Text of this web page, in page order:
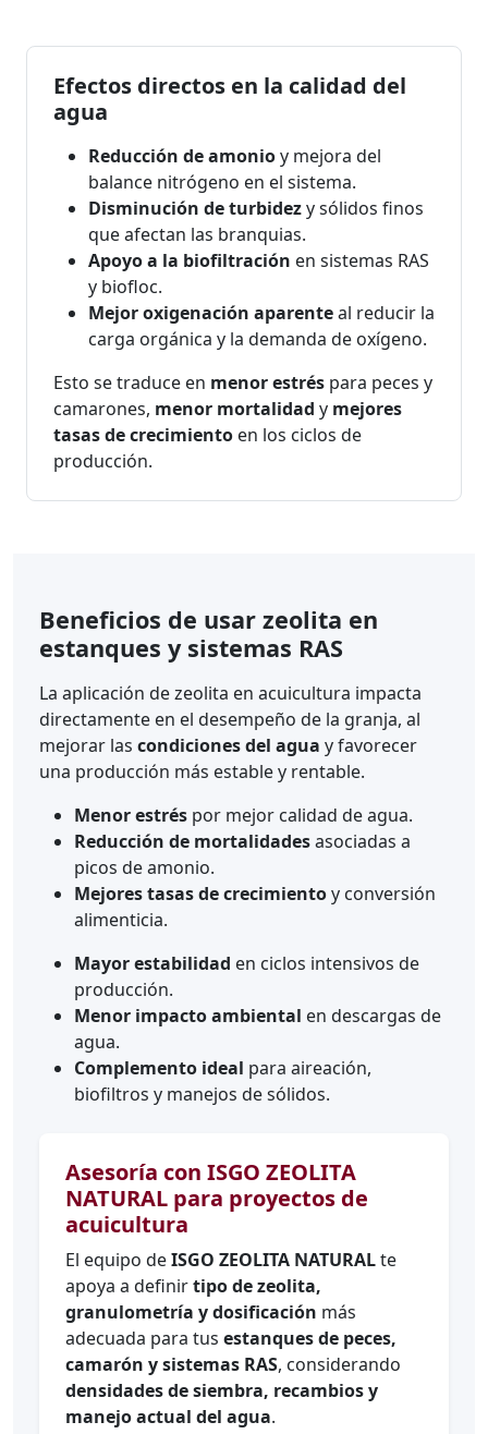
Efectos directos en la calidad del
agua
Reducción de amonioy mejora del
balance nitrógeno en el sistema.
Disminución de turbidezy sólidos finos
que afectan las branquias.
Apoyo a la biofiltración en sistemas RAS
y biofloc.
Mejor oxigenación aparenteal reducir la
carga orgánica y la demanda de oxígeno.
Esto se traduce en menor estrés para peces y
camarones, menor mortalidad y mejores
tasas de crecimiento en los ciclos de
producción.
Beneficios de usar zeolita en
estanques y sistemas RAS
La aplicación de zeolita en acuicultura impacta
directamente en el desempeño de la granja, al
mejorar las condiciones del agua y favorecer
una producción más estable y rentable.
Menor estrés por mejor calidad de agua.
Reducción de mortalidadesasociadas a
picos de amonio.
Mejores tasas de crecimientoy conversión
alimenticia.
Mayor estabilidad en ciclos intensivos de
producción.
Menor impacto ambiental en descargas de
agua.
Complemento ideal para aireación,
biofiltros y manejos de sólidos.
Asesoría con ISGO ZEOLITA
NATURAL para proyectos de
acuicultura
El equipo deISGO ZEOLITA NATURALte
apoya a definirtipo de zeolita,
granulometría y dosificación más
adecuada para tus estanques de peces,
camarón y sistemas RAS, considerando
densidades de siembra, recambios y
manejo actual del agua.